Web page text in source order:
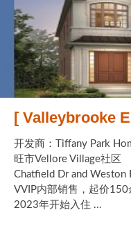
[ Valleybrooke
开发商：Tiffany Park
旺市Vellore Village社区
Chatfield Dr and Weston
VVIP内部销售，起价150
2023年开始入住 ...